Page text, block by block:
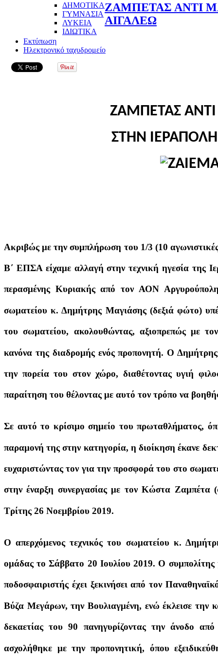
ΔΗΜΟΤΙΚΑ
ΓΥΜΝΑΣΙΑ
ΛΥΚΕΙΑ
ΙΔΙΩΤΙΚΑ
ΖΑΜΠΕΤΑΣ ΑΝΤΙ
ΑΙΓΑΛΕΩ
Εκτύπωση
Ηλεκτρονικό ταχυδρομείο
ΖΑΜΠΕΤΑΣ
ΣΤΗΝ
Ακριβώς με την συμπλήρωση του 1/3 (10
Β΄ ΕΠΣΑ είχαμε αλλαγή στην τεχνική ηγεσία της
περασμένης Κυριακής από τον ΑΟΝ
σωματείου κ. Δημήτρης Μαγιάσης (δεξιά φώτο)
του σωματείου, ακολουθώντας, αξιοπρεπώς με
κανόνα της διαδρομής ενός προπονητή. Ο
την πορεία του στον χώρο, διαθέτοντας υγιή
παραίτηση του θέλοντας με αυτό τον τρόπο να
Σε αυτό το κρίσιμο σημείο του πρωταθλήματος,
παραμονή της στην κατηγορία, η διοίκηση έκανε
ευχαριστώντας τον για την προσφορά του στο
στην έναρξη συνεργασίας με τον Κώστα Ζαμπέτα
Τρίτης 26 Νοεμβρίου 2019.
Ο απερχόμενος τεχνικός του σωματείου κ.
ομάδας το Σάββατο 20 Ιουλίου 2019. Ο
ποδοσφαιριστής έχει ξεκινήσει από τον
Βύζα Μεγάρων, την Βουλιαγμένη, ενώ έκλεισε την
δεκαετίας του 90 πανηγυρίζοντας την άνοδο
ασχολήθηκε με την προπονητική, όπου